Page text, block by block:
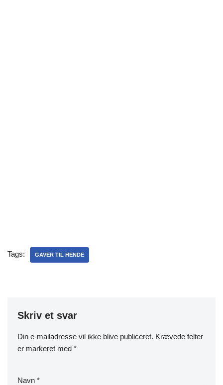
Tags: GAVER TIL HENDE
Skriv et svar
Din e-mailadresse vil ikke blive publiceret. Krævede felter
er markeret med *
Navn *